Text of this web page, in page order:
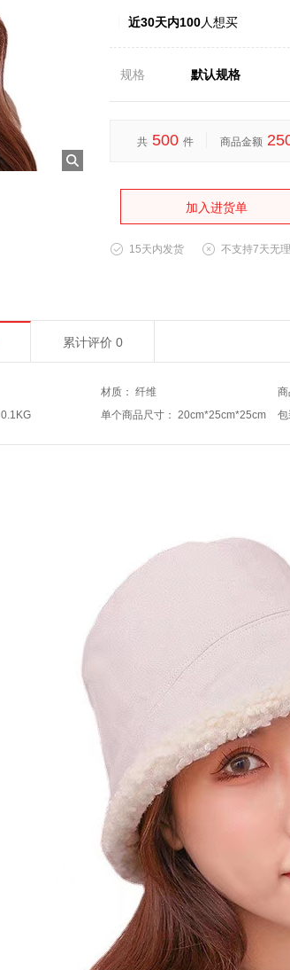
近30天内100人想买
规格 默认规格
共 500 件 商品金额
加入进货单
15天内发货 不支持7天无
累计评价 0
材质 ： 纤维
0.1KG 单个商品尺寸 ： 20cm*25cm*25cm